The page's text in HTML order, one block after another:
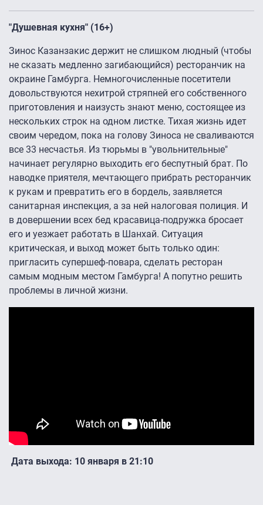
"Душевная кухня" (16+)
Зинос Казанзакис держит не слишком людный (чтобы
не сказать медленно загибающийся) ресторанчик на
окраине Гамбурга. Немногочисленные посетители
довольствуются нехитрой стряпней его собственного
приготовления и наизусть знают меню, состоящее из
нескольких строк на одном листке. Тихая жизнь идет
своим чередом, пока на голову Зиноса не сваливаются
все 33 несчастья. Из тюрьмы в "увольнительные"
начинает регулярно выходить его беспутный брат. По
наводке приятеля, мечтающего прибрать ресторанчик
к рукам и превратить его в бордель, заявляется
санитарная инспекция, а за ней налоговая полиция. И
в довершении всех бед красавица-подружка бросает
его и уезжает работать в Шанхай. Ситуация
критическая, и выход может быть только один:
пригласить супершеф-повара, сделать ресторан
самым модным местом Гамбурга! А попутно решить
проблемы в личной жизни.
Дата выхода: 10 января в 21:10